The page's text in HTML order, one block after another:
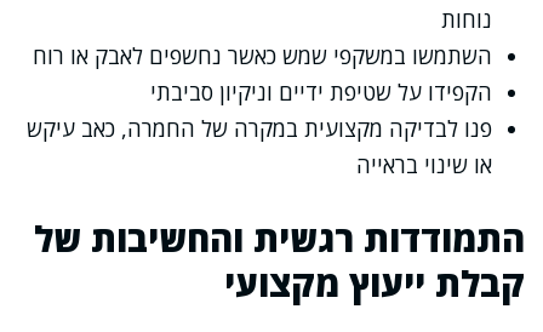
נוחות
השתמשו במשקפי שמש כאשר נחשפים לאבק או רוח
הקפידו על שטיפת ידיים וניקיון סביבתי
פנו לבדיקה מקצועית במקרה של החמרה, כאב עיקש
או שינוי בראייה
התמודדות רגשית והחשיבות של
קבלת ייעוץ מקצועי